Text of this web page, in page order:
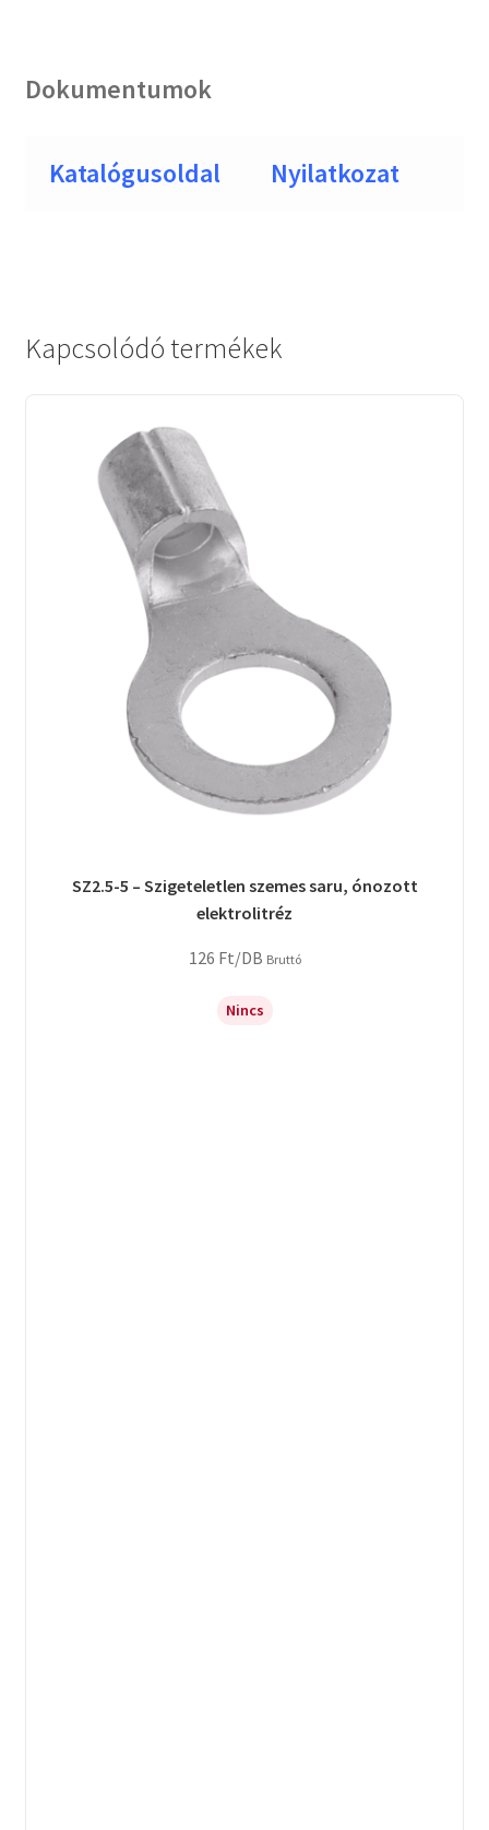
Dokumentumok
Katalógusoldal Nyilatkozat
Kapcsolódó termékek
SZ2.5-5 – Szigeteletlen szemes saru, ónozott
elektrolitréz
126 Ft/DB Bruttó
Nincs